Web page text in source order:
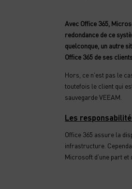
Avec Office 365,
redondance de ce
quelconque, un autre
Office 365 de ses
Hors, ce n’est pas le
toutefois le client qui
sauvegarde VEEAM.
Les
Office 365 assure la
infrastructure.
Microsoft d’une part